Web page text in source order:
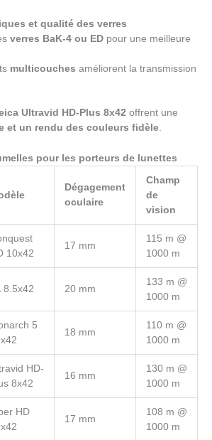
et qualité des verres
verres BaK-4 ou ED pour une meilleure
multicouches améliorent la transmission
Ultravid HD-Plus 8x42offrent une
et un rendu des couleurs fidèle.
pour les porteurs de lunettes
Dégagement
oculaire
Champ
de
vision
10x42
17 mm
115 m @
1000 m
8.5x42 20 mm
133 m @
1000 m
5
18 mm
110 m @
1000 m
HD-
8x42
16 mm
130 m @
1000 m
HD
17 mm
108 m @
1000 m